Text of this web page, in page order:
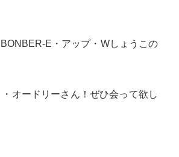
E・アップ・Wしょうこの
オードリーさん！ぜひ会って欲し